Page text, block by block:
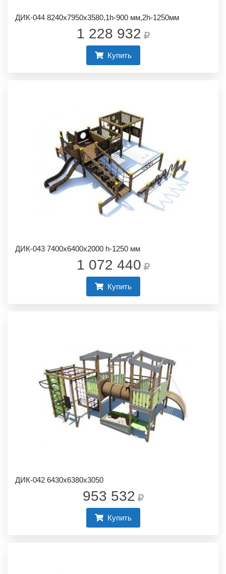
ДИК-044 8240х7950х3580,1h-900 мм,2h-1250мм
1 228 932
Купить
ДИК-043 7400х6400х2000 h-1250 мм
1 072 440
Купить
ДИК-042 6430х6380х3050
953 532
Купить